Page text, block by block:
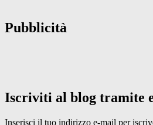
Pubblicità
Iscriviti al blog tramite
Inserisci il tuo indirizzo e-mail per